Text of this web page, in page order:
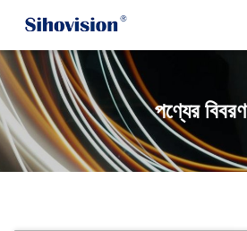
পণ্যের বিবরণ